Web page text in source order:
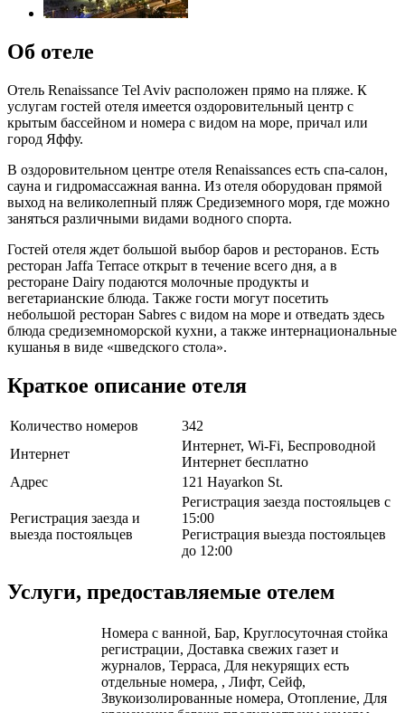
Об отеле
Отель Renaissance Tel Aviv расположен прямо на пляже. К
услугам гостей отеля имеется оздоровительный центр с
крытым бассейном и номера с видом на море, причал или
город Яффу.
В оздоровительном центре отеля Renaissances есть спа-салон,
сауна и гидромассажная ванна. Из отеля оборудован прямой
выход на великолепный пляж Средиземного моря, где можно
заняться различными видами водного спорта.
Гостей отеля ждет большой выбор баров и ресторанов. Есть
ресторан Jaffa Terrace открыт в течение всего дня, а в
ресторане Dairy подаются молочные продукты и
вегетарианские блюда. Также гости могут посетить
небольшой ресторан Sabres с видом на море и отведать здесь
блюда средиземноморской кухни, а также интернациональные
кушанья в виде «шведского стола».
Краткое описание отеля
Количество номеров
342
Интернет
Интернет, Wi-Fi, Беспроводной
Интернет бесплатно
Адрес
121 Hayarkon St.
Регистрация заезда и
выезда постояльцев
Регистрация заезда постояльцев с
15:00
Регистрация выезда постояльцев
до 12:00
Услуги, предоставляемые отелем
Номера с ванной, Бар, Круглосуточная стойка
регистрации, Доставка свежих газет и
журналов, Терраса, Для некурящих есть
отдельные номера, , Лифт, Сейф,
Звукоизолированные номера, Отопление, Для